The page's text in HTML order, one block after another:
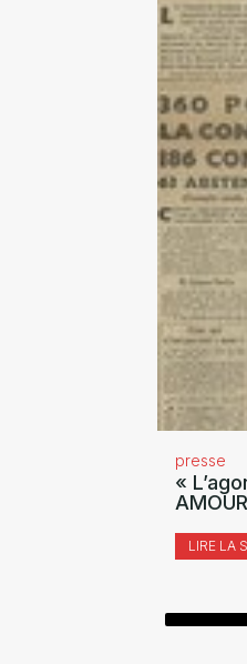
presse
«
LIRE LA